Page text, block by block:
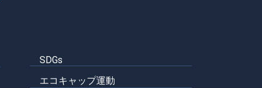
SDGs
エコキャップ運動